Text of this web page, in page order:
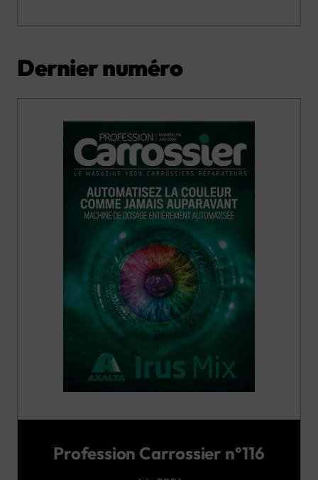
Dernier numéro
Profession Carrossier n°116